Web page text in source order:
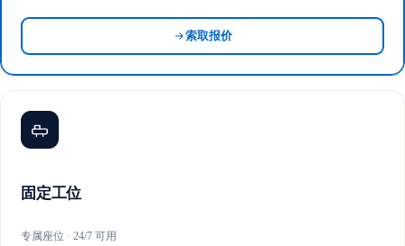
索取报价
固定工位
专属座位 · 24/7 可用